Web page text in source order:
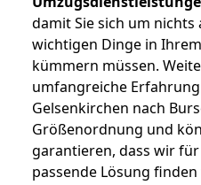
damit Sie sich um nichts
wichtigen Dinge in
kümmern müssen.
umfangreiche
Gelsenkirchen nach
Größenordnung und
garantieren, dass wir
passende Lösung